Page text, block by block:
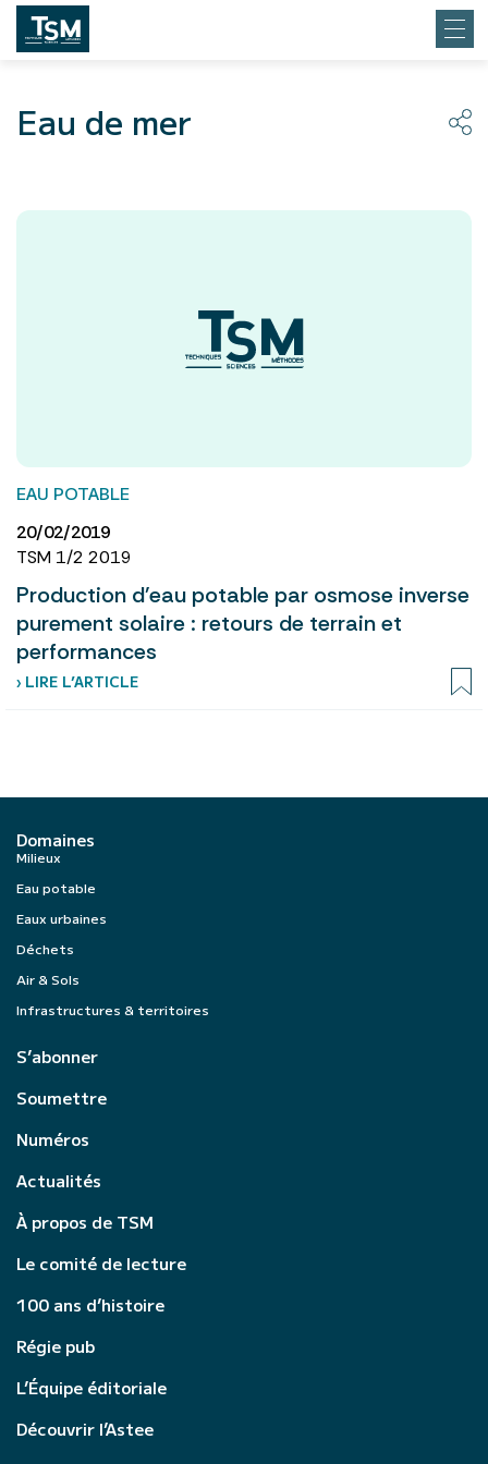
Eau de mer
EAU POTABLE
20/02/2019
TSM 1/2 2019
Production d'eau potable par osmose inverse
purement solaire : retours de terrain et
performances
› LIRE L’ARTICLE
Domaines
Milieux
Eau potable
Eaux urbaines
Déchets
Air & Sols
Infrastructures & territoires
S’abonner
Soumettre
Numéros
Actualités
À propos de TSM
Le comité de lecture
100 ans d’histoire
Régie pub
L’Équipe éditoriale
Découvrir l’Astee